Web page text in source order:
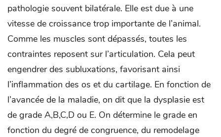
pathologie souvent bilatérale. Elle est due à une
vitesse de croissance trop importante de l’animal.
Comme les muscles sont dépassés, toutes les
contraintes reposent sur l’articulation. Cela peut
engendrer des subluxations, favorisant ainsi
l’inflammation des os et du cartilage. En fonction de
l’avancée de la maladie, on dit que la dysplasie est
de grade A,B,C,D ou E. On détermine le grade en
fonction du degré de congruence, du remodelage